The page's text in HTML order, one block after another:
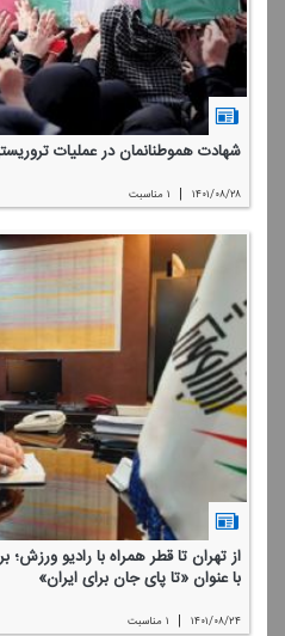
شهادت هموطنانمان در عملیات
۱۴۰۱/۰۸/۲۸ | ۱ مناسبت
از تهران تا قطر همراه با رادیو ورزش؛
با عنوان «تا پای جان برای ایران»
۱۴۰۱/۰۸/۲۴ | ۱ مناسبت